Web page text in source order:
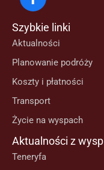
Szybkie linki
Aktualności
Planowanie podróży
Koszty i płatności
Transport
Życie na wyspach
Aktualności z wysp
Teneryfa